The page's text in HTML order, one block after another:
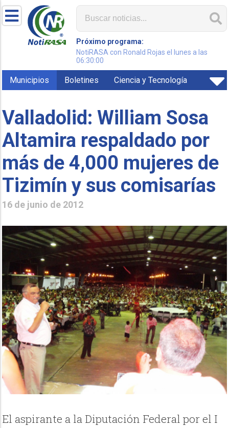
Próximo programa:
NotiRASA con Ronald Rojas el lunes a las
06:30:00
Municipios Boletines Ciencia y Tecnología
Valladolid: William Sosa
Altamira respaldado por
más de 4,000 mujeres de
Tizimín y sus comisarías
16 de junio de 2012
El aspirante a la Diputación Federal por el I